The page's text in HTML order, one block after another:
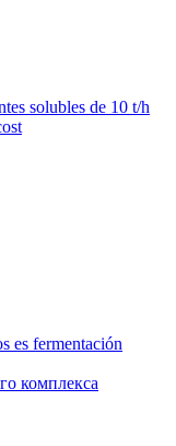
solubles de 10 t/h
es fermentación
комплекса